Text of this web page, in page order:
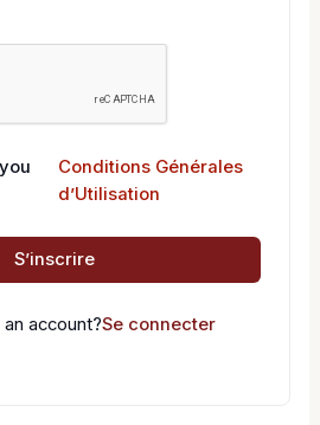
Conditions Générales
d’Utilisation
S’inscrire
account?Se connecter